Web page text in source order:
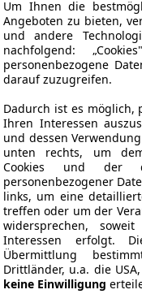
Um Ihnen die
Angeboten zu bieten,
und andere
nachfolgend:
personenbezogene
darauf zuzugreifen.
Dadurch ist es möglich,
Ihren Interessen
und dessen
unten rechts, um
Cookies und der
personenbezogener
links, um eine
treffen oder um der
widersprechen,
Interessen erfolgt.
Übermittlung
Drittländer, u.a. die
keine Einwilligung